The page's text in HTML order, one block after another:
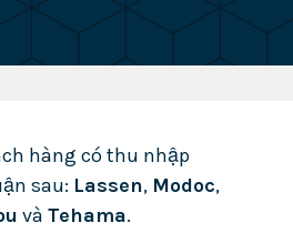
hàng có thu nhập
sau: Lassen, Modoc,
và Tehama.